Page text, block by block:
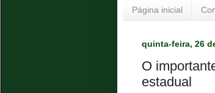
Página inicial
quinta-feira, 26
O
estadual